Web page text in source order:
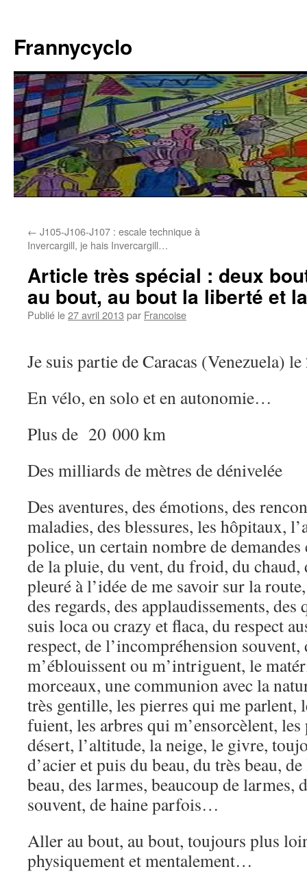
contenu
Frannycyclo
← J105-J106-J107 : escale technique à
Invercargill, je hais Invercargill…
Article très spécial : deux
au bout, au bout la liberté et
Publié le27 avril 2013 par Francoise
Je suis partie de Caracas (Venezuela)
En vélo, en solo et en autonomie…
Plus de 20 000 km
Des milliards de mètres de dénivelée
Des aventures, des émotions, des
maladies, des blessures, les hôpitaux,
police, un certain nombre de
de la pluie, du vent, du froid, du chaud,
pleuré à l’idée de me savoir sur la
des regards, des applaudissements,
suis loca ou crazy et flaca, du respect
respect, de l’incompréhension
m’éblouissent ou m’intriguent, le
morceaux, une communion avec la
très gentille, les pierres qui me parlent,
fuient, les arbres qui m’ensorcèlent,
désert, l’altitude, la neige, le givre,
d’acier et puis du beau, du très beau,
beau, des larmes, beaucoup de larmes,
souvent, de haine parfois…
Aller au bout, au bout, toujours plus
physiquement et mentalement…